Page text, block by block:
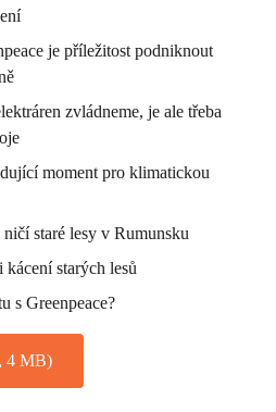
je příležitost podniknout
zvládneme, je ale třeba
moment pro klimatickou
staré lesy v Rumunsku
starých lesů
s Greenpeace?
4 MB)